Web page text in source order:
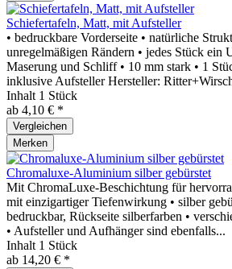
Schiefertafeln, Matt, mit Aufsteller
• bedruckbare Vorderseite • natürliche
unregelmäßigen Rändern • jedes Stück ein
Maserung und Schliff • 10 mm stark • 1
inklusive Aufsteller Hersteller:
Inhalt 1 Stück
ab 4,10 € *
Vergleichen
Merken
Chromaluxe-Aluminium silber gebürstet
Mit ChromaLuxe-Beschichtung für
mit einzigartiger Tiefenwirkung • silber
bedruckbar, Rückseite silberfarben •
• Aufsteller und Aufhänger sind ebenfalls...
Inhalt 1 Stück
ab 14,20 € *